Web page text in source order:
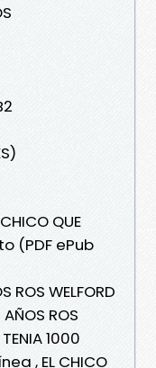
QUE
(PDF ePub
ROS WELFORD
ROS
1000
, EL CHICO